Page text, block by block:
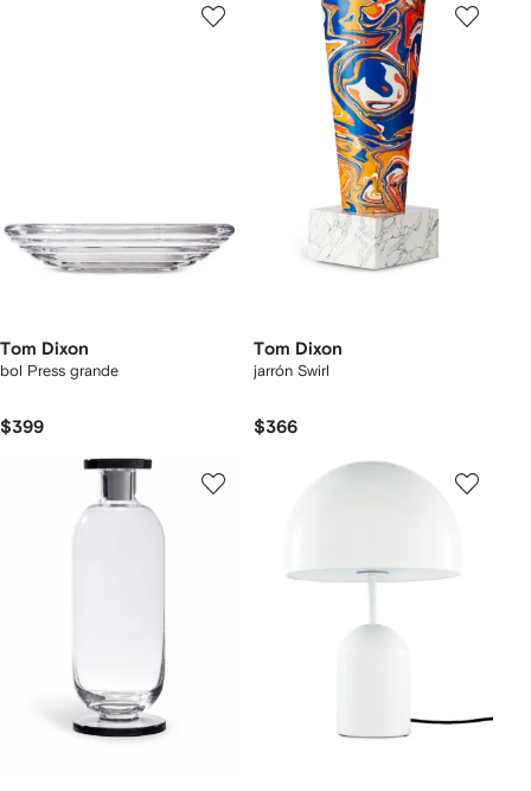
Tom Dixon
bol Press grande
$399
Tom Dixon
jarrón Swirl
$366